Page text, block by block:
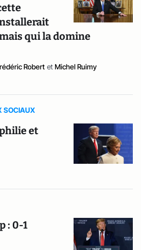
qui la domine
Robert et Michel Ruimy
SOCIAUX
et
: 0-1